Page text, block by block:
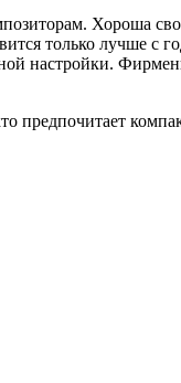
Хороша
только лучше с
настройки.
предпочитает